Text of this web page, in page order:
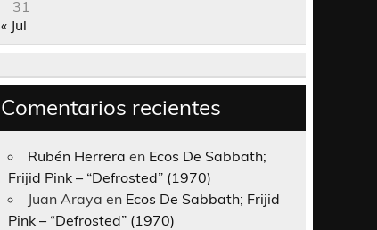
31
« Jul
Comentarios recientes
Rubén Herrera en Ecos De Sabbath;
Frijid Pink – “Defrosted” (1970)
Juan Araya en Ecos De Sabbath; Frijid
Pink – “Defrosted” (1970)